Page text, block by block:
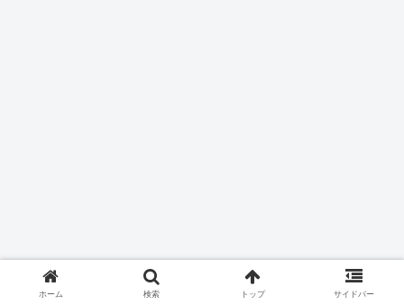
ホーム 検索 トップ サイドバー